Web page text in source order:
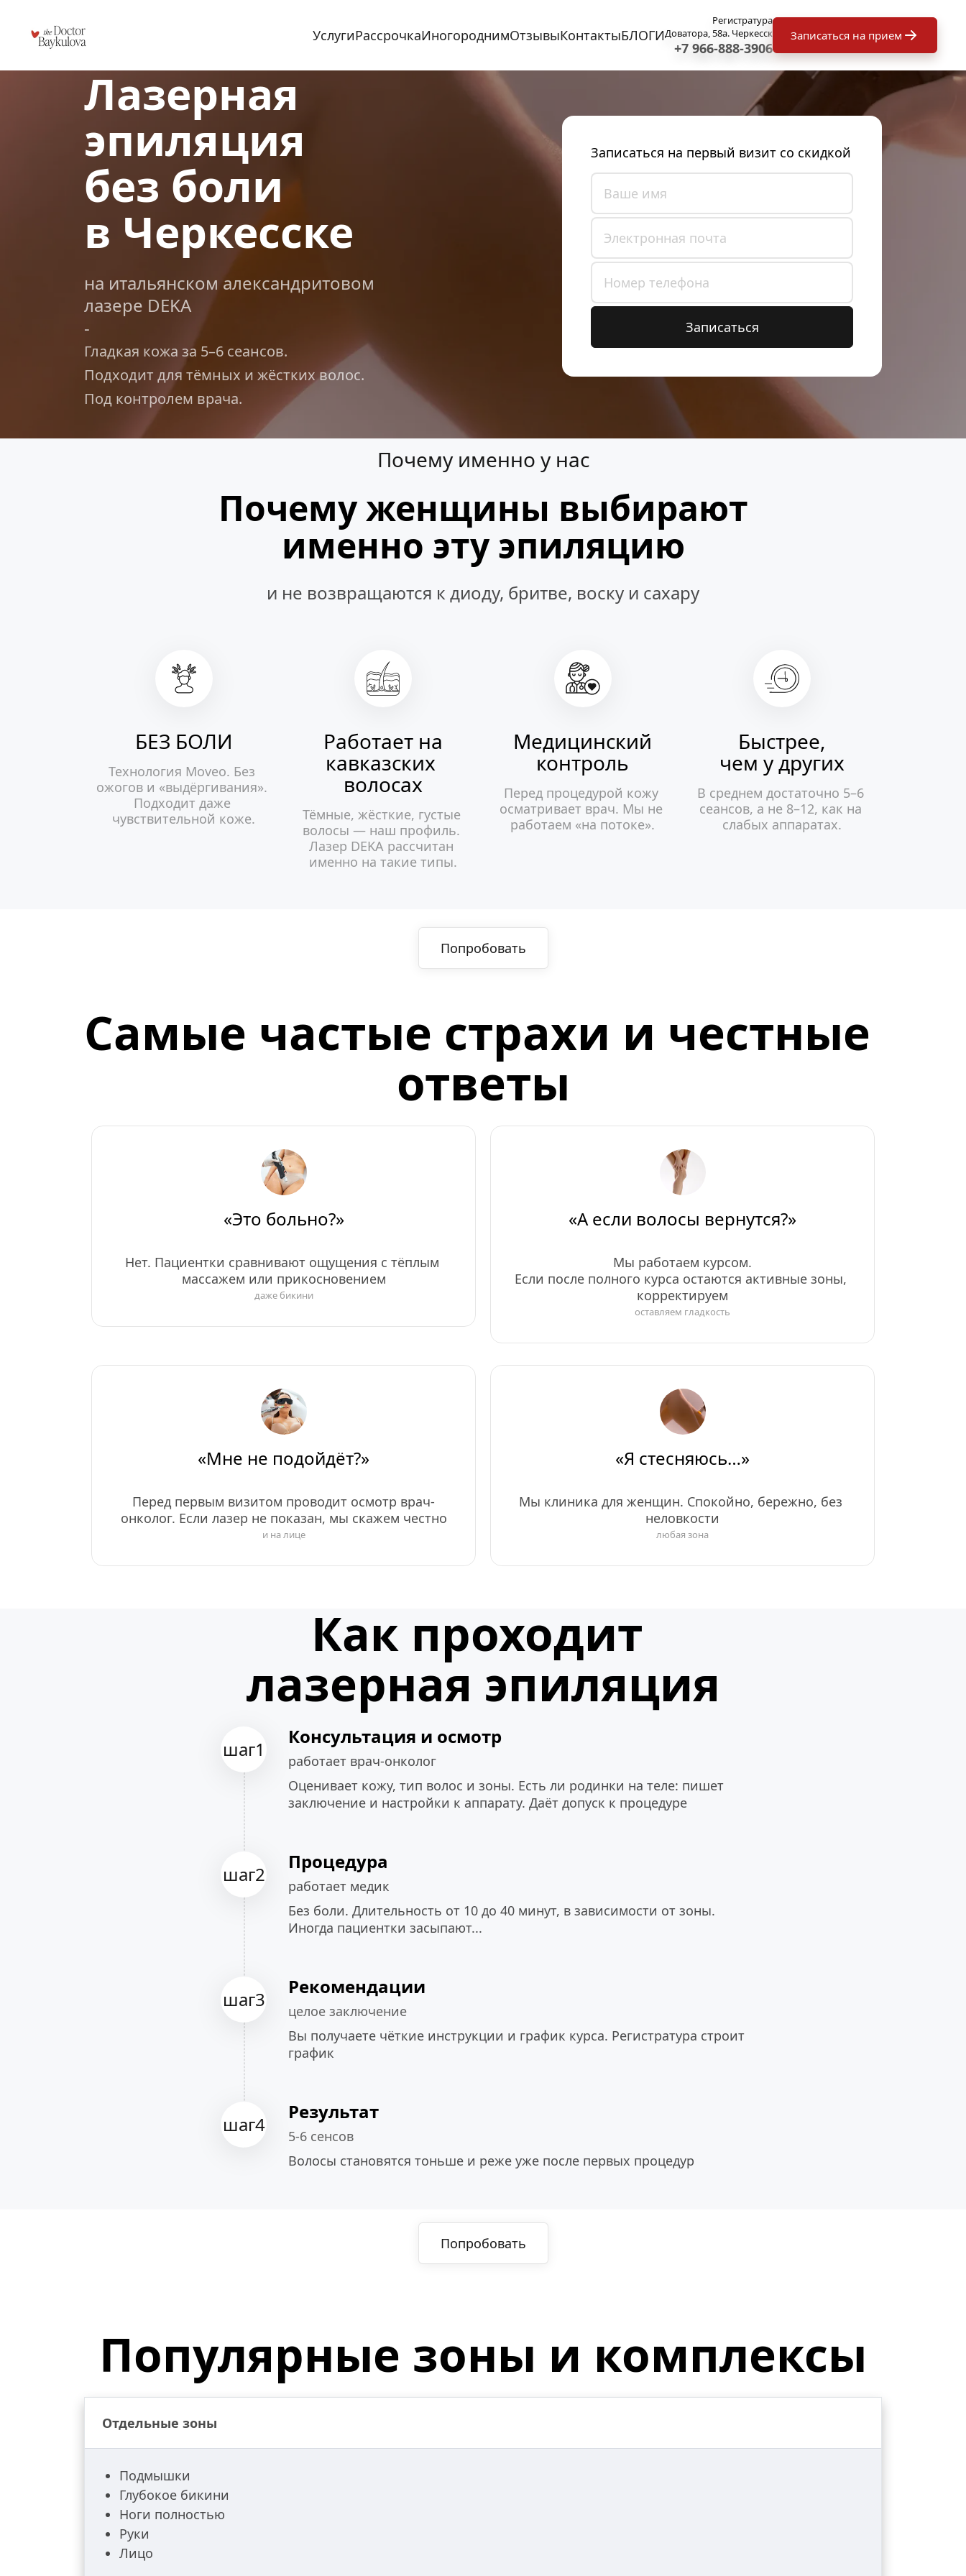
УслугиРассрочкаИногороднимОтзывыКонтактыБЛОГИ
Регистратура
Доватора, 58а. Черкесск
+7 966-888-3906
Записаться на прием
Лазерная
эпиляция
без боли
в Черкесске
на итальянском александритовом
лазере DEKA
-
Гладкая кожа за 5–6 сеансов.
Подходит для тёмных и жёстких волос.
Под контролем врача.
Записаться на первый визит со скидкой
Записаться
Почему именно у нас
Почему женщины выбирают
именно эту эпиляцию
и не возвращаются к диоду, бритве, воску и сахару
БЕЗ БОЛИ
Технология Moveo. Без
ожогов и «выдёргивания».
Подходит даже
чувствительной коже.
Работает на
кавказских
волосах
Тёмные, жёсткие, густые
волосы — наш профиль.
Лазер DEKA рассчитан
именно на такие типы.
Медицинский
контроль
Перед процедурой кожу
осматривает врач. Мы не
работаем «на потоке».
Быстрее,
чем у других
В среднем достаточно 5–6
сеансов, а не 8–12, как на
слабых аппаратах.
Попробовать
Самые частые страхи и честные
ответы
«Это больно?»
Нет. Пациентки сравнивают ощущения с тёплым
массажем или прикосновением
даже бикини
«А если волосы вернутся?»
Мы работаем курсом.
Если после полного курса остаются активные зоны,
корректируем
оставляем гладкость
«Мне не подойдёт?»
Перед первым визитом проводит осмотр врач-
онколог. Если лазер не показан, мы скажем честно
и на лице
«Я стесняюсь…»
Мы клиника для женщин. Спокойно, бережно, без
неловкости
любая зона
Как проходит
лазерная эпиляция
шаг1
Консультация и осмотр
работает врач-онколог
Оценивает кожу, тип волос и зоны. Есть ли родинки на теле: пишет
заключение и настройки к аппарату. Даёт допуск к процедуре
шаг2
Процедура
работает медик
Без боли. Длительность от 10 до 40 минут, в зависимости от зоны.
Иногда пациентки засыпают...
шаг3
Рекомендации
целое заключение
Вы получаете чёткие инструкции и график курса. Регистратура строит
график
шаг4
Результат
5-6 сенсов
Волосы становятся тоньше и реже уже после первых процедур
Попробовать
Популярные зоны и комплексы
Отдельные зоны
Подмышки
Глубокое бикини
Ноги полностью
Руки
Лицо